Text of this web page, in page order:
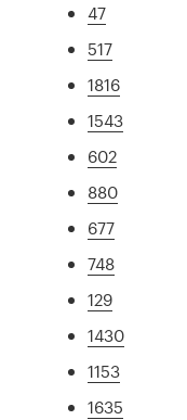
47
517
1816
1543
602
880
677
748
129
1430
1153
1635